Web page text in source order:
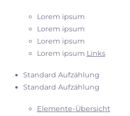
Lorem ipsum
Lorem ipsum
Lorem ipsum
Lorem ipsum Links
Standard Aufzählung
Standard Aufzählung
Elemente-Übersicht